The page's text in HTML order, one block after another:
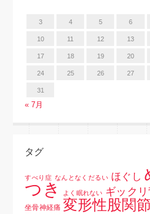
3 4 5 6
10 11 12 13
17 18 19 20
24 25 26 27
31
« 7月
タグ
すべり症 なんとなくだるい ほぐし
つき
よく眠れない ギックリ
坐骨神経痛 変形性股関